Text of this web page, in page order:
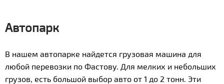
Автопарк
В нашем автопарке найдется грузовая машина для
любой перевозки по Фастову. Для мелких и небольших
грузов, есть большой выбор авто от 1 до 2 тонн. Эти